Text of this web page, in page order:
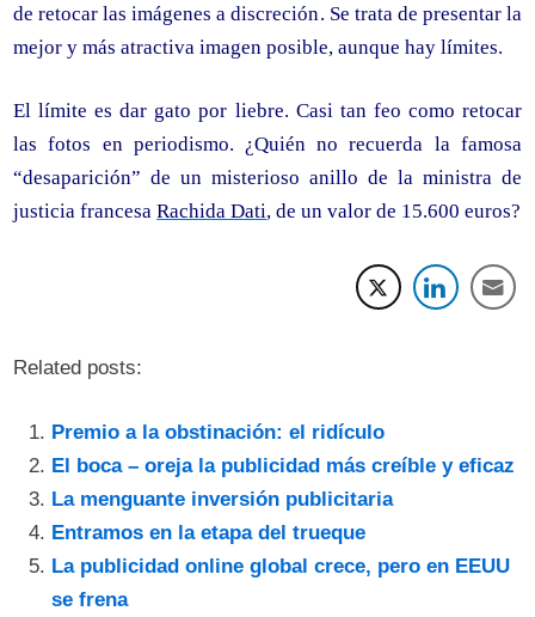
de retocar las imágenes a discreción. Se trata de presentar la
mejor y más atractiva imagen posible, aunque hay límites.
El límite es dar gato por liebre. Casi tan feo como retocar
las fotos en periodismo. ¿Quién no recuerda la famosa
“desaparición” de un misterioso anillo de la ministra de
justicia francesaRachida Dati, de un valor de 15.600 euros?
Related posts:
Premio a la obstinación: el ridículo
El boca – oreja la publicidad más creíble y eficaz
La menguante inversión publicitaria
Entramos en la etapa del trueque
La publicidad online global crece, pero en EEUU
se frena